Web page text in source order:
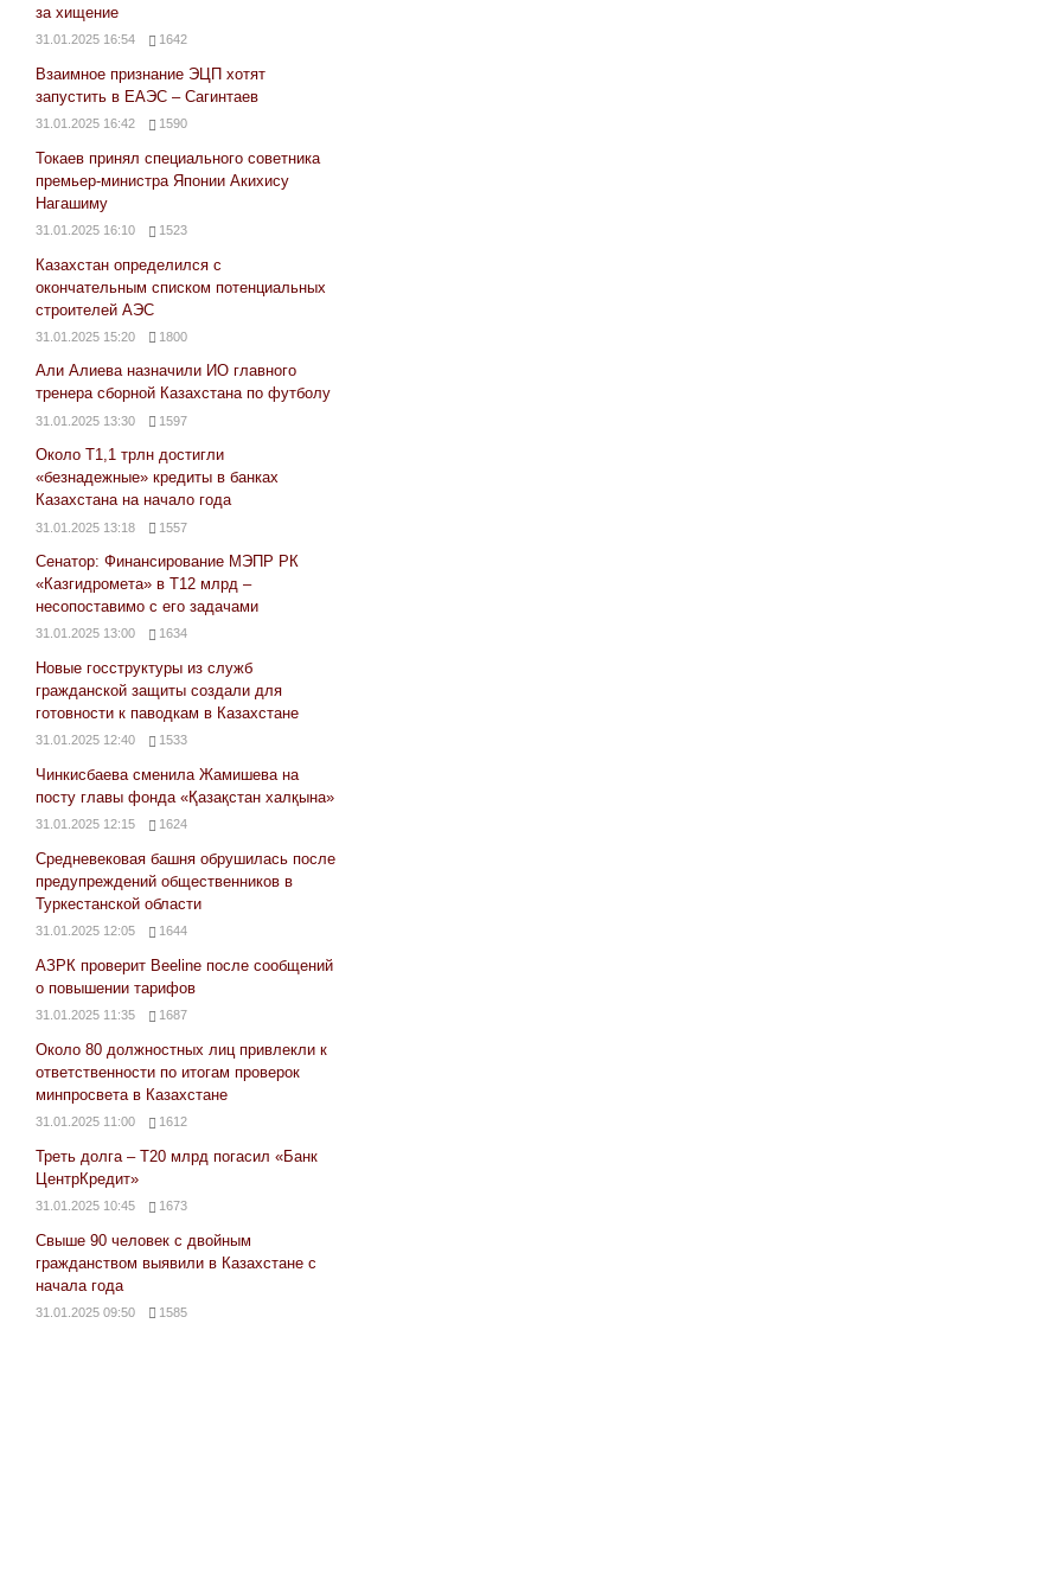
за хищение
31.01.2025 16:54 1642
Взаимное признание ЭЦП хотят
запустить в ЕАЭС – Сагинтаев
31.01.2025 16:42 1590
Токаев принял специального советника
премьер-министра Японии Акихису
Нагашиму
31.01.2025 16:10 1523
Казахстан определился с
окончательным списком потенциальных
строителей АЭС
31.01.2025 15:20 1800
Али Алиева назначили ИО главного
тренера сборной Казахстана по футболу
31.01.2025 13:30 1597
Около Т1,1 трлн достигли
«безнадежные» кредиты в банках
Казахстана на начало года
31.01.2025 13:18 1557
Сенатор: Финансирование МЭПР РК
«Казгидромета» в Т12 млрд –
несопоставимо с его задачами
31.01.2025 13:00 1634
Новые госструктуры из служб
гражданской защиты создали для
готовности к паводкам в Казахстане
31.01.2025 12:40 1533
Чинкисбаева сменила Жамишева на
посту главы фонда «Қазақстан халқына»
31.01.2025 12:15 1624
Средневековая башня обрушилась после
предупреждений общественников в
Туркестанской области
31.01.2025 12:05 1644
АЗРК проверит Beeline после сообщений
о повышении тарифов
31.01.2025 11:35 1687
Около 80 должностных лиц привлекли к
ответственности по итогам проверок
минпросвета в Казахстане
31.01.2025 11:00 1612
Треть долга – Т20 млрд погасил «Банк
ЦентрКредит»
31.01.2025 10:45 1673
Свыше 90 человек с двойным
гражданством выявили в Казахстане с
начала года
31.01.2025 09:50 1585